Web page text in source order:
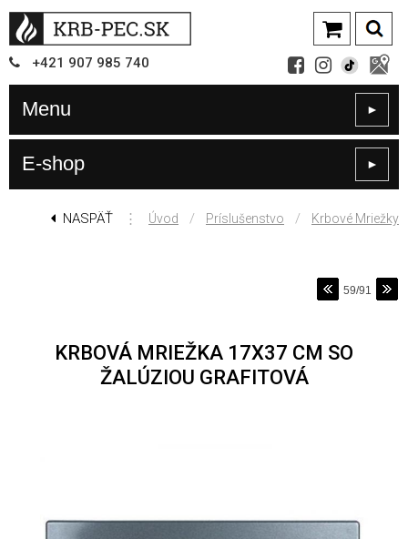
+421 907 985 740
Menu ►
E-shop ►
NASPÄŤ ⋮ Úvod / Príslušenstvo / Krbové Mriežky
59/91
KRBOVÁ MRIEŽKA 17X37 CM SO
ŽALÚZIOU GRAFITOVÁ